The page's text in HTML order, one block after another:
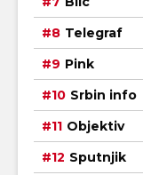
Telegraf
Pink
Srbin info
Objektiv
Sputnjik